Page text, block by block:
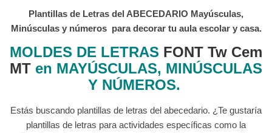
Plantillas de Letras del ABECEDARIO Mayúsculas,
Minúsculas y números para decorar tu aula escolar y casa.
MOLDES DE LETRAS FONT Tw Cem
MT en MAYÚSCULAS, MINÚSCULAS
Y NÚMEROS.
Estás buscando plantillas de letras del abecedario. ¿Te gustaría
plantillas de letras para actividades específicas como la